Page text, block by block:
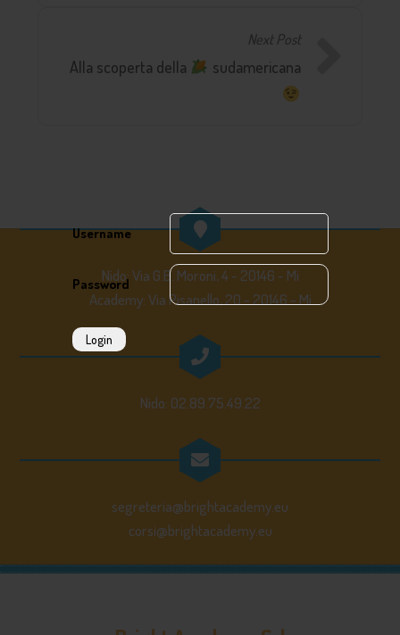
Username
Password
Login
Next Post
Alla scoperta della sudamericana
Nido: Via G.B. Moroni, 4 - 20146 - Mi
Academy: Via Pisanello, 20 - 20146 - Mi
Nido: 02.89.75.49.22
segreteria@brightacademy.eu
corsi@brightacademy.eu